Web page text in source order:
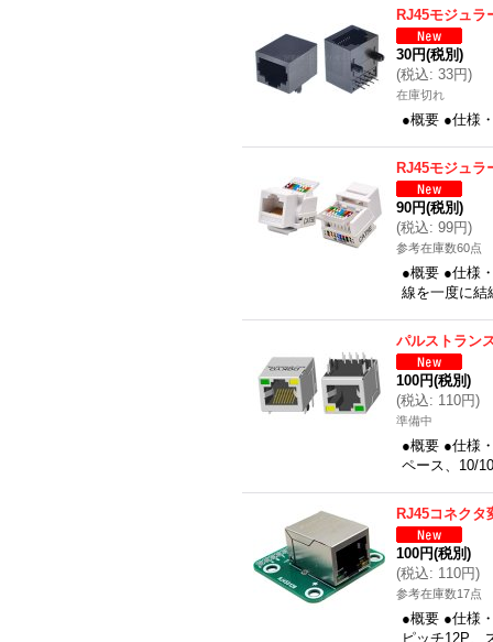
RJ45モジュラ
30円(税別)
(税込: 33円)
在庫切れ
●概要 ●仕様
RJ45モジュラ
90円(税別)
(税込: 99円)
参考在庫数60点
●概要 ●仕様
線を一度に結
パルストラン
100円(税別)
(税込: 110円)
準備中
●概要 ●仕様
ペース、10/
RJ45コネクタ
100円(税別)
(税込: 110円)
参考在庫数17点
●概要 ●仕様
ピッチ12P、